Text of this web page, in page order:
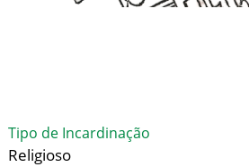
Tipo de Incardinação
Religioso